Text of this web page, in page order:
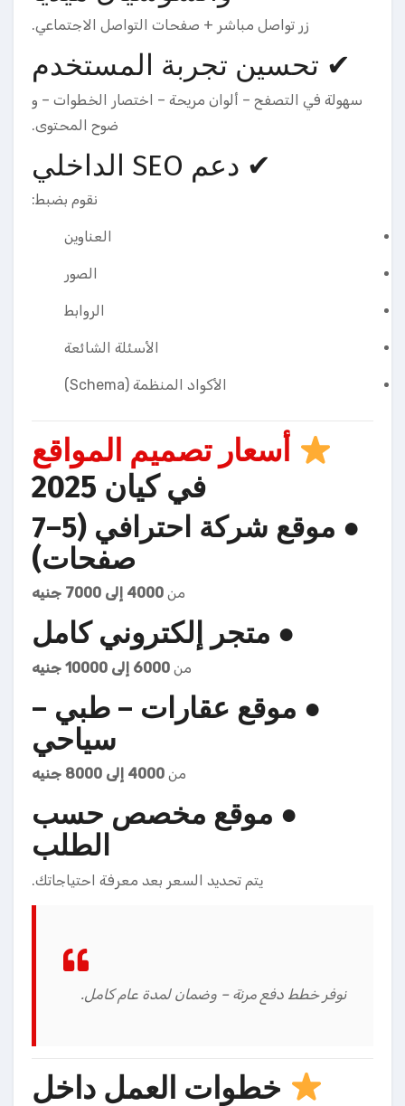
زر تواصل مباشر + صفحات التواصل الاجتماعي.
✔ تحسين تجربة المستخدم
سهولة في التصفح – ألوان مريحة – اختصار الخطوات – و
ضوح المحتوى.
✔ دعم SEO الداخلي
نقوم بضبط:
العناوين
الصور
الروابط
الأسئلة الشائعة
الأكواد المنظمة (Schema)
أسعار تصميم المواقع
في كيان 2025
●
موقع شركة احترافي (5–7
صفحات)
من 4000 إلى 7000 جنيه
● متجر إلكتروني كامل
من 6000 إلى 10000 جنيه
● موقع عقارات – طبي –
سياحي
من 4000 إلى 8000 جنيه
● موقع مخصص حسب
الطلب
يتم تحديد السعر بعد معرفة احتياجاتك.
نوفر خطط دفع مرنة – وضمان لمدة عام كامل.
خطوات العمل داخل